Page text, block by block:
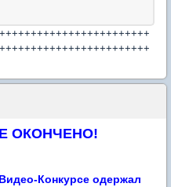
ОКОНЧЕНО!
Конкурсе одержал